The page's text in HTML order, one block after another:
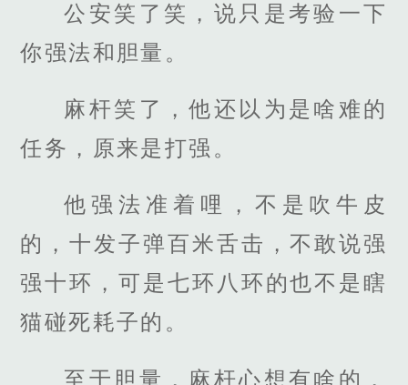
公安笑了笑，说只是考验一下
你强法和胆量。
麻杆笑了，他还以为是啥难的
任务，原来是打强。
他强法准着哩，不是吹牛皮
的，十发子弹百米舌击，不敢说强
强十环，可是七环八环的也不是瞎
猫碰死耗子的。
至于胆量，麻杆心想有啥的，